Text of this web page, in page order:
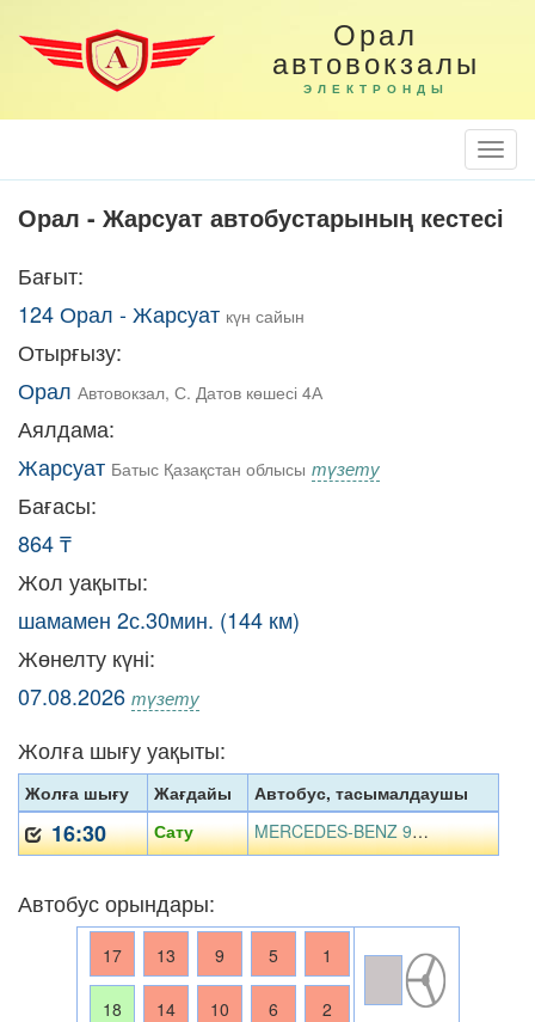
Орал
автовокзалы
ЭЛЕКТРОНДЫ
Орал - Жарсуат автобустарының кестесі
Бағыт:
124 Орал - Жарсуат күн сайын
Отырғызу:
Орал Автовокзал, С. Датов көшесі 4А
Аялдама:
Жарсуат Батыс Қазақстан облысы түзету
Бағасы:
864 ₸
Жол уақыты:
шамамен 2с.30мин. (144 км)
Жөнелту күні:
07.08.2026 түзету
Жолға шығу уақыты:
Жолға шығу Жағдайы Автобус, тасымалдаушы
16:30 Сату MERCEDES-BENZ 972 KUA07, «Тойлан» ЖК
Автобус орындары:
17 13 9 5 1
18 14 10 6 2